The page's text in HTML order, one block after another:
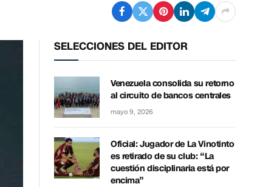
SELECCIONES DEL EDITOR
Venezuela consolida su retorno
al circuito de bancos centrales
mayo 9, 2026
Oficial: Jugador de La Vinotinto
es retirado de su club: “La
cuestión disciplinaria está por
encima”